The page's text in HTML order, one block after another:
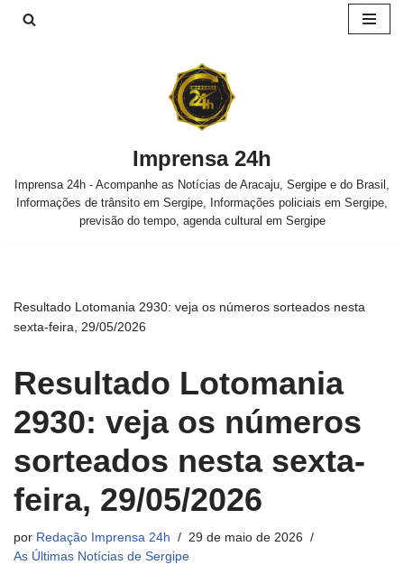
Imprensa 24h
Imprensa 24h - Acompanhe as Notícias de Aracaju, Sergipe e do Brasil,
Informações de trânsito em Sergipe, Informações policiais em Sergipe,
previsão do tempo, agenda cultural em Sergipe
Resultado Lotomania 2930: veja os números sorteados nesta
sexta-feira, 29/05/2026
Resultado Lotomania
2930: veja os números
sorteados nesta sexta-
feira, 29/05/2026
por Redação Imprensa 24h
29 de maio de 2026
As Últimas Notícias de Sergipe